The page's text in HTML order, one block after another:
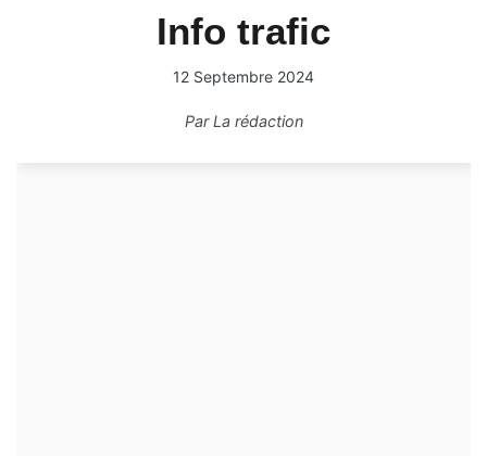
Info trafic
12 Septembre 2024
ParLa rédaction